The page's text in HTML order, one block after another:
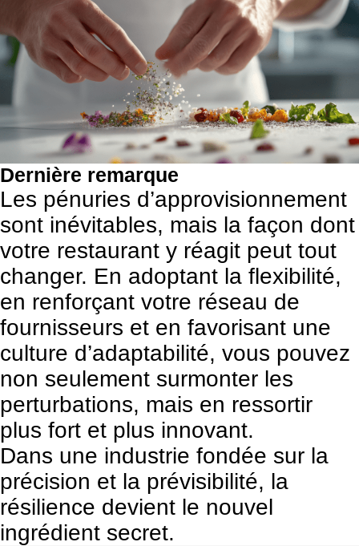
Dernière remarque
Les pénuries d’approvisionnement
sont inévitables, mais la façon dont
votre restaurant y réagit peut tout
changer. En adoptant la flexibilité,
en renforçant votre réseau de
fournisseurs et en favorisant une
culture d’adaptabilité, vous pouvez
non seulement surmonter les
perturbations, mais en ressortir
plus fort et plus innovant.
Dans une industrie fondée sur la
précision et la prévisibilité, la
résilience devient le nouvel
ingrédient secret.